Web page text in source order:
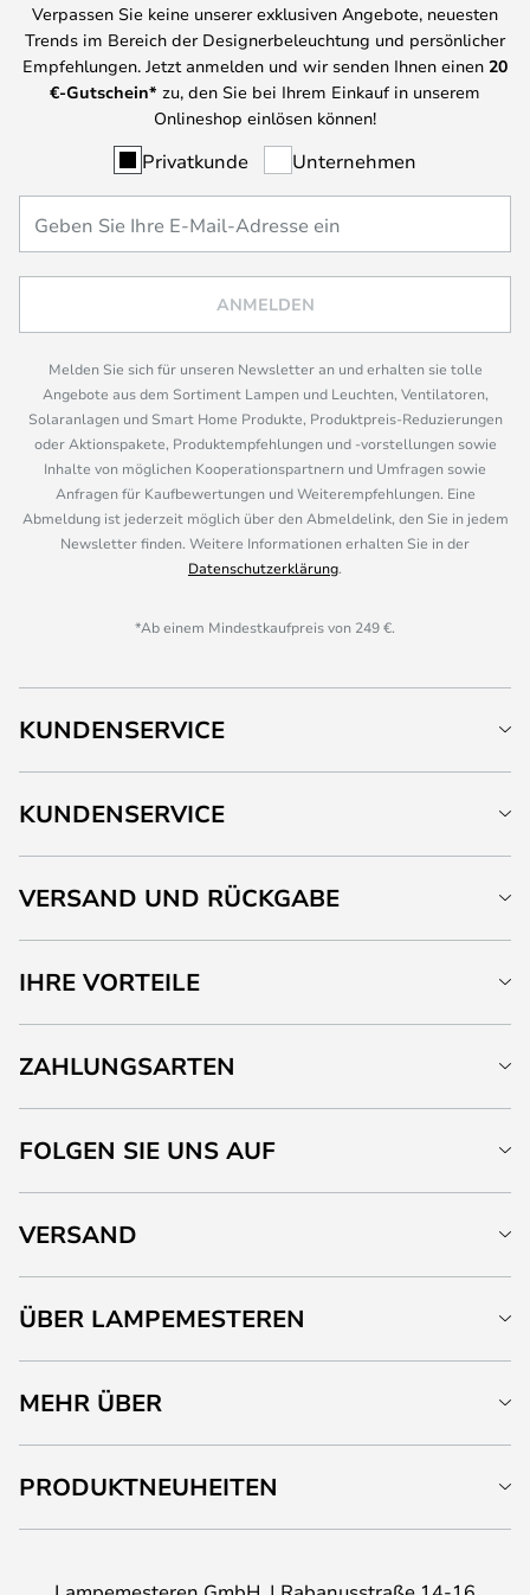
Verpassen Sie keine unserer exklusiven Angebote, neuesten
Trends im Bereich der Designerbeleuchtung und persönlicher
Empfehlungen. Jetzt anmelden und wir senden Ihnen einen 20
€-Gutschein* zu, den Sie bei Ihrem Einkauf in unserem
Onlineshop einlösen können!
Privatkunde Unternehmen
ANMELDEN
Melden Sie sich für unseren Newsletter an und erhalten sie tolle
Angebote aus dem Sortiment Lampen und Leuchten, Ventilatoren,
Solaranlagen und Smart Home Produkte, Produktpreis-Reduzierungen
oder Aktionspakete, Produktempfehlungen und -vorstellungen sowie
Inhalte von möglichen Kooperationspartnern und Umfragen sowie
Anfragen für Kaufbewertungen und Weiterempfehlungen. Eine
Abmeldung ist jederzeit möglich über den Abmeldelink, den Sie in jedem
Newsletter finden. Weitere Informationen erhalten Sie in der
Datenschutzerklärung.
*Ab einem Mindestkaufpreis von 249 €.
KUNDENSERVICE
KUNDENSERVICE
VERSAND UND RÜCKGABE
IHRE VORTEILE
ZAHLUNGSARTEN
FOLGEN SIE UNS AUF
VERSAND
ÜBER LAMPEMESTEREN
MEHR ÜBER
PRODUKTNEUHEITEN